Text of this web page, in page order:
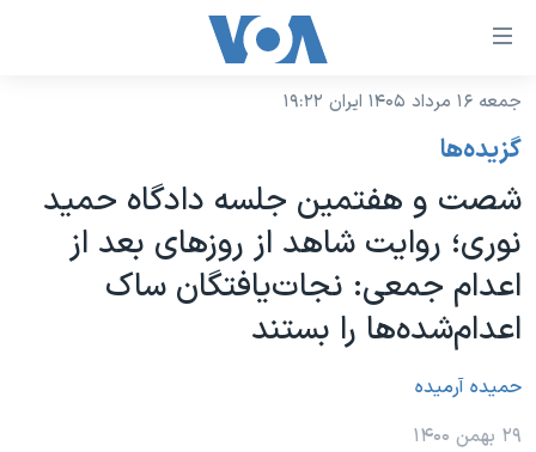
لینکهای
دسترسی
جهش
محتوای
اصلی
جهش
به
صفحه
جهش
به
نسخه سبک وب‌سایت
موضوع ها
ایران
آمریکا
جهان
ورزشی
گزیده‌ها
برنامه های تلویزیونی
جدول برنامه ها
صفحه‌های ویژه
جام جهانی ۲۰۲۶
عملیات خشم حماسی
فرکانس‌های صدای آمریکا
پخش رادیویی
جمعه ۱۶ مرداد ۱۴۰۵ ایران ۱۹:۲۲
گزيده‌ها
شصت و هفتمین جلسه دادگاه حمید
نوری؛ روایت شاهد از روزهای بعد از
اعدام جمعی: نجات‌یافتگان ساک‌
اعدام‌شده‌ها را بستند
حمیده آرمیده
۲۹ بهمن ۱۴۰۰